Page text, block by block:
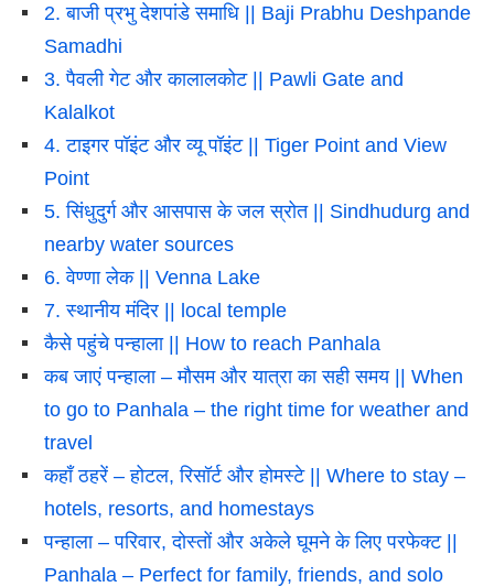
2. बाजी प्रभु देशपांडे समाधि || Baji Prabhu Deshpande
Samadhi
3. पैवली गेट और कालालकोट || Pawli Gate and
Kalalkot
4. टाइगर पॉइंट और व्यू पॉइंट || Tiger Point and View
Point
5. सिंधुदुर्ग और आसपास के जल स्रोत || Sindhudurg and
nearby water sources
6. वेण्णा लेक || Venna Lake
7. स्थानीय मंदिर || local temple
कैसे पहुंचे पन्हाला || How to reach Panhala
कब जाएं पन्हाला – मौसम और यात्रा का सही समय || When
to go to Panhala – the right time for weather and
travel
कहाँ ठहरें – होटल, रिसॉर्ट और होमस्टे || Where to stay –
hotels, resorts, and homestays
पन्हाला – परिवार, दोस्तों और अकेले घूमने के लिए परफेक्ट ||
Panhala – Perfect for family, friends, and solo